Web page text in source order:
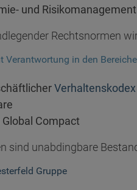
und Risikomanagement
Rechtsnormen
Verantwortung in den
Verhaltenskodex
Compact
sind unabdingbare
Gruppe